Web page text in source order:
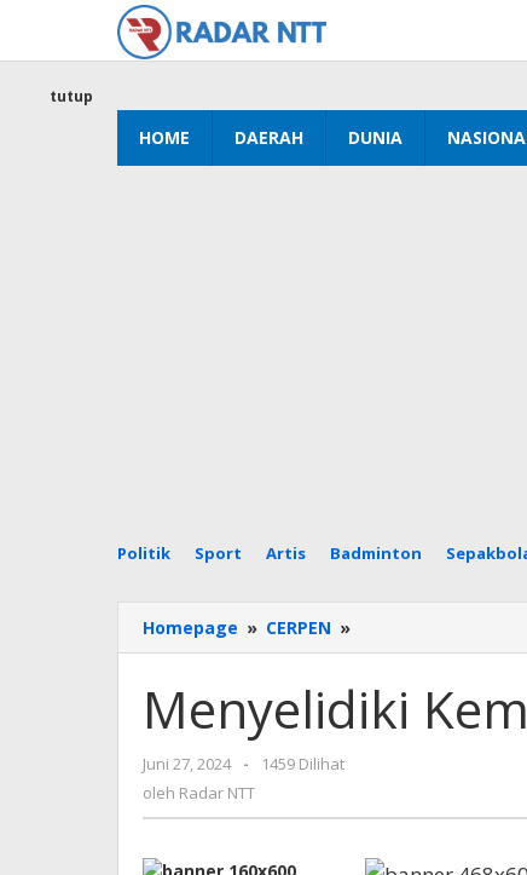
konten
HOME DAERAH DUNIA
Politik Sport Artis Badminton
tutup
Homepage » CERPEN »
Kematian
Anak
Menyelidiki
Juni 27, 2024
oleh
Radar
-
1459 Dilihat
oleh Radar NTT